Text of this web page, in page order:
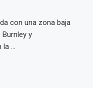
con una zona baja
y
...